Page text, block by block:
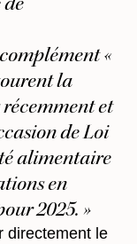
«
la
et
de Loi
alimentaire
en
2025. »
directement le